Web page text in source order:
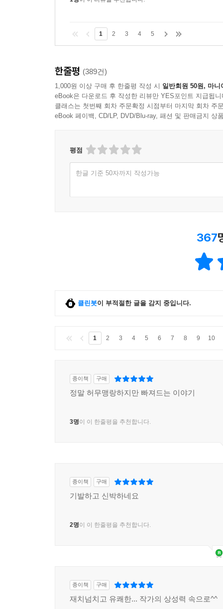
1 2 3 4 5
한줄평 (389건)
1,000원 이상 구매 후 한줄평 작성 시 일반회원 50원, 마니
eBook은 다운로드 후 작성한 리뷰만 YES포인트 지급됩니
클래스는 첫번째 회차 주문확정 시점부터 마지막 회차 주
eBook 페이백, CD/LP, DVD/Blu-ray, 패션 및 판매금지 상
평점
한글 기준 50자까지 작성가능
367
클린봇이 부적절한 글을 감지 중입니다.
1 2 3 4 5 6 7 8 9 10
종이책 구매
정말 허무맹랑하지만 빠져드는 이야기
3명이 이 한줄평을 추천합니다.
종이책 구매
기발하고 신박하네요
2명이 이 한줄평을 추천합니다.
종이책 구매
재치넘치고 유쾌한... 작가의 상성력 속으로^^